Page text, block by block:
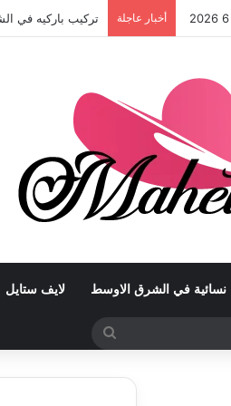
أخبار عاجلة تركيب باركيه في
نسائية في الشرق الاوسط لايف ستايل
بحث